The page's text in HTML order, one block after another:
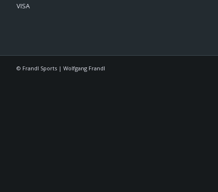
© Frandl Sports | Wolfgang Frandl